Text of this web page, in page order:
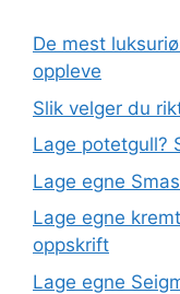
De mest
oppleve
Slik velger du
Lage potetgull?
Lage egne
Lage egne
oppskrift
Lage egne